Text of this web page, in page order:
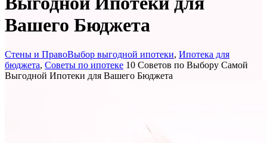
Вашего Бюджета
Стены и ПравоВыбор выгодной ипотеки, Ипотека для
бюджета, Советы по ипотеке 10 Советов по Выбору Самой
Выгодной Ипотеки для Вашего Бюджета